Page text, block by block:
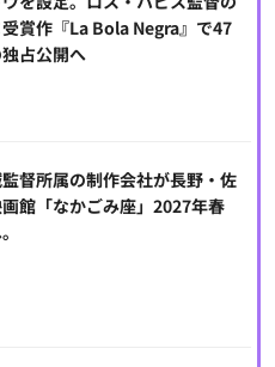
賞作『La Bola Negra』で47
占公開へ
督所属の制作会社が長野・佐
館「なかごみ座」2027年春